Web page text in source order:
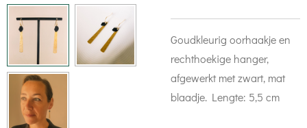
Goudkleurig oorhaakje en
rechthoekige hanger,
afgewerkt met zwart, mat
blaadje. Lengte: 5,5 cm